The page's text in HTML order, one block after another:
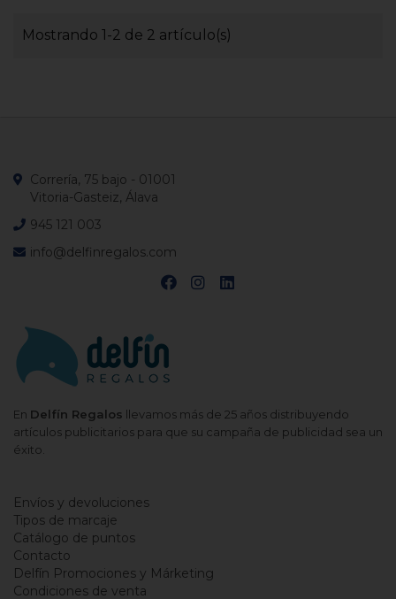
Mostrando 1-2 de 2 artículo(s)
En Delfín Regalos llevamos más de 25 años distribuyendo
artículos publicitarios para que su campaña de publicidad sea un
éxito.
Correría, 75 bajo - 01001
Vitoria-Gasteiz, Álava
945 121 003
info@delfinregalos.com
Envíos y devoluciones
Tipos de marcaje
Catálogo de puntos
Contacto
Delfín Promociones y Márketing
Condiciones de venta